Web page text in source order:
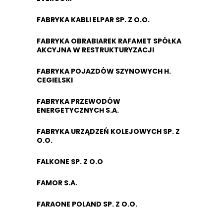
FABRYKA KABLI ELPAR SP. Z O.O.
FABRYKA OBRABIAREK RAFAMET SPÓŁKA
AKCYJNA W RESTRUKTURYZACJI
FABRYKA POJAZDÓW SZYNOWYCH H.
CEGIELSKI
FABRYKA PRZEWODÓW
ENERGETYCZNYCH S.A.
FABRYKA URZĄDZEŃ KOLEJOWYCH SP. Z
O.O.
FALKONE SP. Z O.O
FAMOR S.A.
FARAONE POLAND SP. Z O.O.